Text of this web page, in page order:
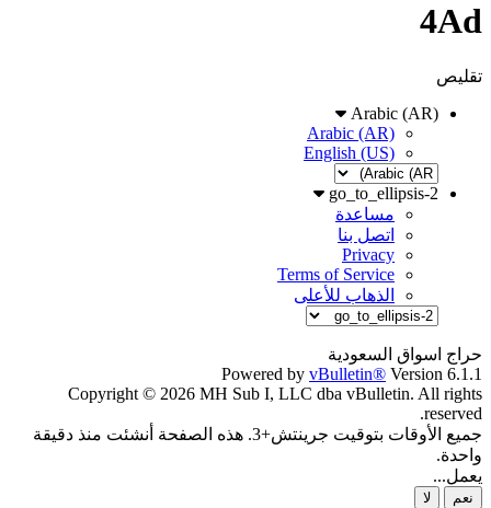
4Ad
تقليص
Arabic (AR)
Arabic (AR)
English (US)
go_to_ellipsis-2
مساعدة
اتصل بنا
Privacy
Terms of Service
الذهاب للأعلى
حراج اسواق السعودية
Powered by vBulletin® Version 6.1.1
Copyright © 2026 MH Sub I, LLC dba vBulletin. All rights
reserved.
جميع الأوقات بتوقيت جرينتش+3. هذه الصفحة أنشئت منذ دقيقة
واحدة.
يعمل...
نعم لا